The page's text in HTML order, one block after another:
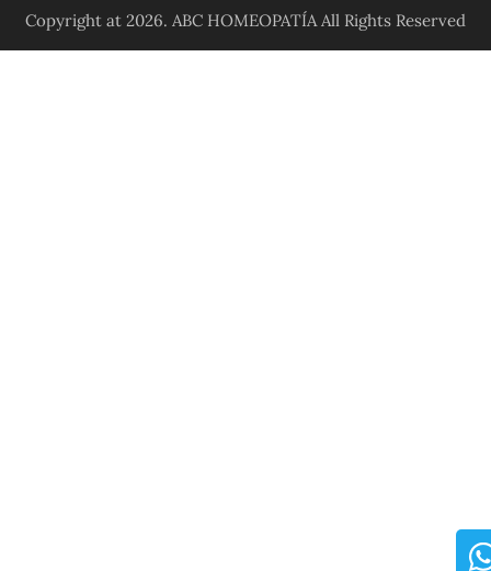
Copyright at 2026. ABC HOMEOPATÍA All Rights Reserved